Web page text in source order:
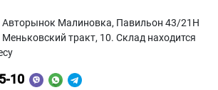
Авторынок Малиновка, Павильон 43/21Н
тракт, 10. Склад находится
10